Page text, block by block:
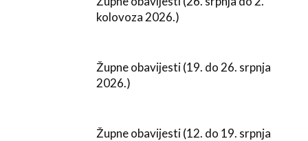
kolovoza 2026.)
Župne obavijesti (19. do 26. srpnja
2026.)
Župne obavijesti (12. do 19. srpnja